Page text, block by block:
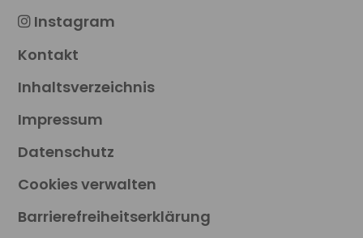
Instagram
Kontakt
Inhaltsverzeichnis
Impressum
Datenschutz
Cookies verwalten
Barrierefreiheitserklärung